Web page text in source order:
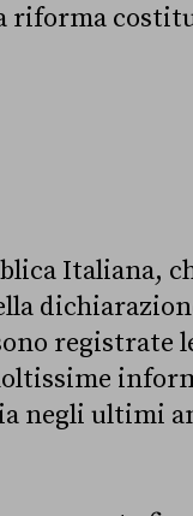
Italiana,
registrate
negli ultimi